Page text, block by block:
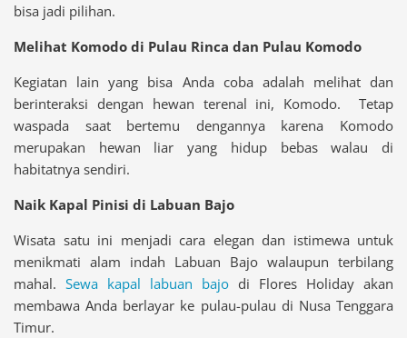
bisa jadi pilihan.
Melihat Komodo di Pulau Rinca dan Pulau Komodo
Kegiatan lain yang bisa Anda coba adalah melihat dan
berinteraksi dengan hewan terenal ini, Komodo. Tetap
waspada saat bertemu dengannya karena Komodo
merupakan hewan liar yang hidup bebas walau di
habitatnya sendiri.
Naik Kapal Pinisi di Labuan Bajo
Wisata satu ini menjadi cara elegan dan istimewa untuk
menikmati alam indah Labuan Bajo walaupun terbilang
mahal. Sewa kapal labuan bajo di Flores Holiday akan
membawa Anda berlayar ke pulau-pulau di Nusa Tenggara
Timur.